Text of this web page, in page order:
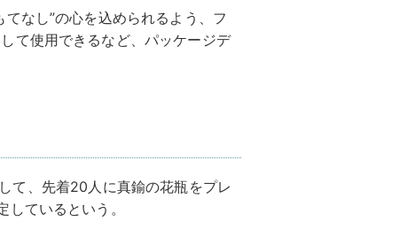
なし”の心を込められるよう、フ
て使用できるなど、パッケージデ
て、先着20人に真鍮の花瓶をプレ
ているという。